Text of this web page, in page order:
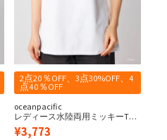
2点20％OFF、3点30%OFF、4
点40％OFF
oceanpacific
レディース水陸両用ミッキーTシ
ャツ
¥3,773